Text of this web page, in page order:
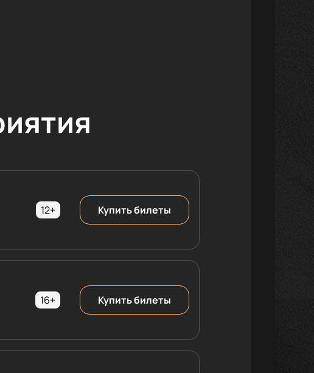
12+ Купить билеты
16+ Купить билеты